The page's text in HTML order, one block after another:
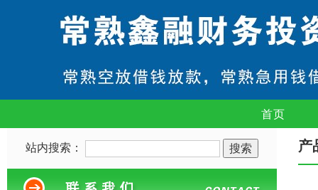
首页
站内搜索： 产